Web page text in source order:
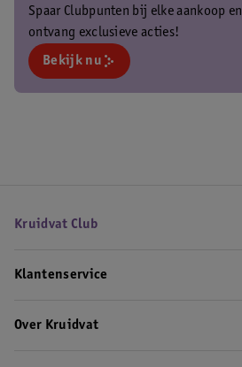
Spaar Clubpunten bij elke aankoop en
ontvang exclusieve acties!
Bekijk nu
Kruidvat Club
Klantenservice
Over Kruidvat